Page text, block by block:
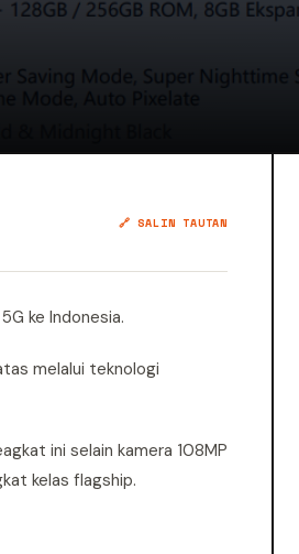
🔗 SALIN TAUTAN
ke Indonesia.
melalui teknologi
ini selain kamera 108MP
kelas flagship.